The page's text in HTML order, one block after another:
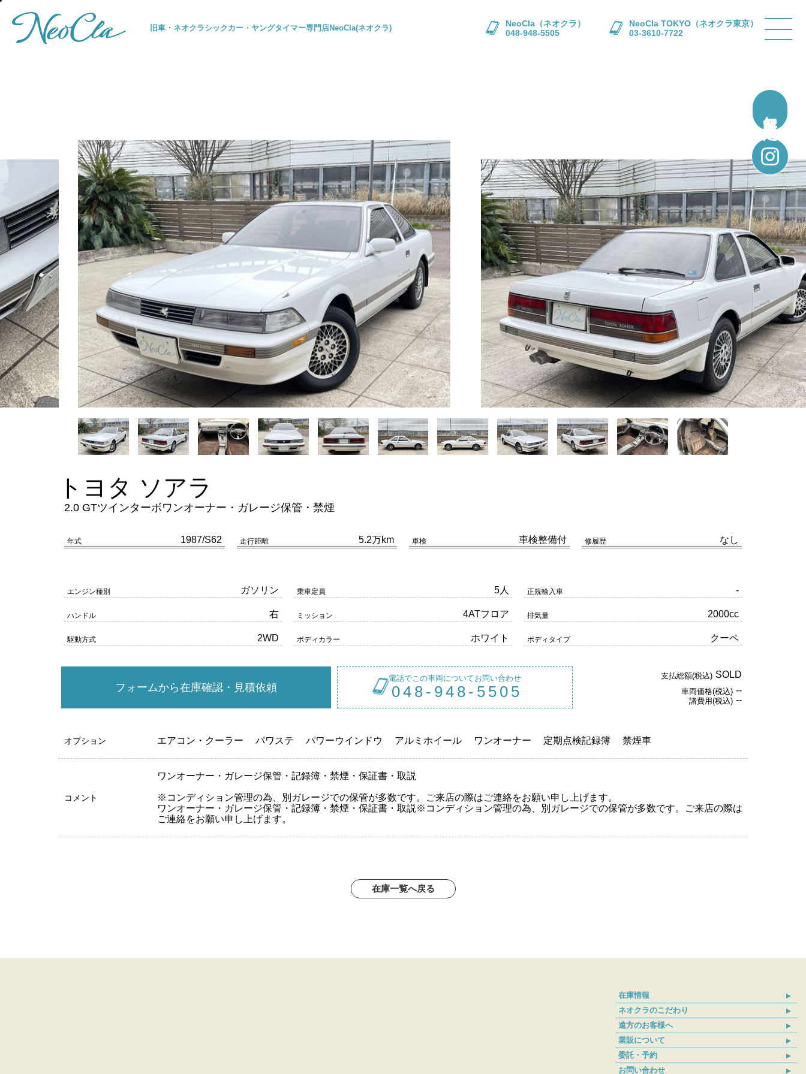
旧車・ネオクラシックカー・ ヤングタイマー専門店NeoCla(ネオクラ)
NeoCla（ネオクラ）
048-948-5505
NeoCla TOKYO（ネオクラ東京）
03-3610-7722
トヨタ ソアラ
2.0 GTツインターボワンオーナー・ガレージ保管・禁煙
年式 1987/S62 走行距離 5.2万km 車検 車検整備付 修履歴 なし
エンジン種別 ガソリン 乗車定員 5人 正規輸入車 -
ハンドル 右 ミッション 4ATフロア 排気量 2000cc
駆動方式 2WD ボディカラー ホワイト ボディタイプ クーペ
フォームから在庫確認・見積依頼
電話でこの車両についてお問い合わせ
048-948-5505
支払総額(税込) SOLD
車両価格(税込) --
諸費用(税込) --
オプション エアコン・クーラー パワステ パワーウインドウ アルミホイール ワンオーナー 定期点検記録簿 禁煙車
コメント
ワンオーナー・ガレージ保管・記録簿・禁煙・保証書・取説
※コンディション管理の為、別ガレージでの保管が多数です。ご来店の際はご連絡をお願い申し上げます。
ワンオーナー・ガレージ保管・記録簿・禁煙・保証書・取説※コンディション管理の為、別ガレージでの保管が多数です。ご来店の際は
ご連絡をお願い申し上げます。
在庫一覧へ戻る
在庫情報
ネオクラのこだわり
遠方のお客様へ
業販について
委託・予約
お問い合わせ